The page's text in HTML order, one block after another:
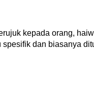
kepada orang,
dan biasanya